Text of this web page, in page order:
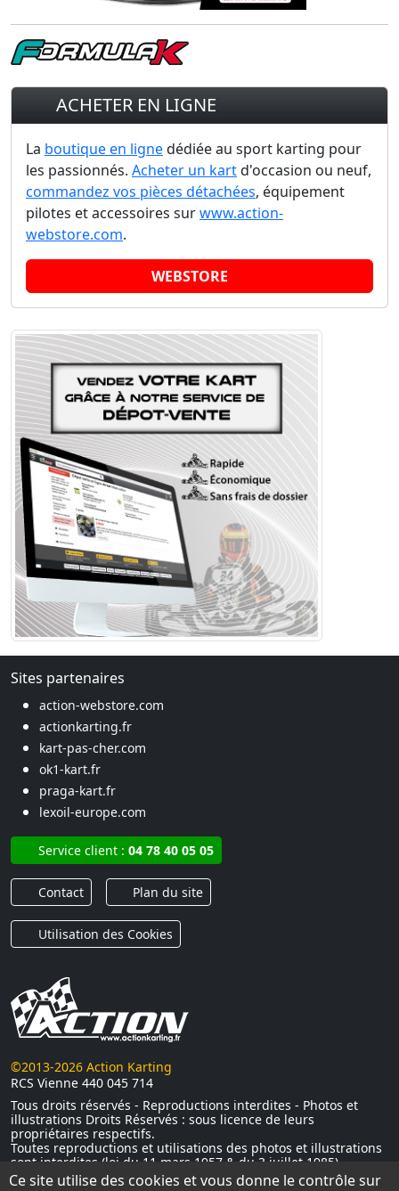
Ce site utilise des cookies et vous donne le contrôle sur
ACHETER EN LIGNE
La boutique en lignedédiée au sport karting pour
les passionnés. Acheter un kartd'occasion ou neuf,
commandez vos pièces détachées, équipement
pilotes et accessoires surwww.action-
webstore.com.
WEBSTORE
Sites partenaires
action-webstore.com
actionkarting.fr
kart-pas-cher.com
ok1-kart.fr
praga-kart.fr
lexoil-europe.com
Service client : 04 78 40 05 05
Contact Plan du site
Utilisation des Cookies
©2013-2026 Action Karting
RCS Vienne 440 045 714
Tous droits réservés - Reproductions interdites - Photos et
illustrations Droits Réservés : sous licence de leurs
propriétaires respectifs.
Toutes reproductions et utilisations des photos et illustrations
sont interdites (loi du 11 mars 1957 & du 3 juillet 1985)